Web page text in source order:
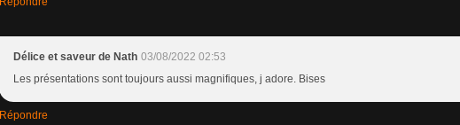
Délice et saveur de Nath 03/08/2022 02:53
Les présentations sont toujours aussi magnifiques, j adore. Bises
Répondre